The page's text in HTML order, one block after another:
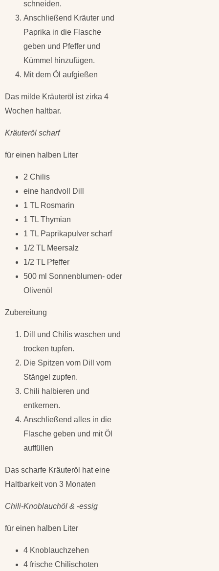
schneiden.
Anschließend Kräuter und
Paprika in die Flasche
geben und Pfeffer und
Kümmel hinzufügen.
Mit dem Öl aufgießen
Das milde Kräuteröl ist zirka 4
Wochen haltbar.
Kräuteröl scharf
für einen halben Liter
2 Chilis
eine handvoll Dill
1 TL Rosmarin
1 TL Thymian
1 TL Paprikapulver scharf
1/2 TL Meersalz
1/2 TL Pfeffer
500 ml Sonnenblumen- oder
Olivenöl
Zubereitung
Dill und Chilis waschen und
trocken tupfen.
Die Spitzen vom Dill vom
Stängel zupfen.
Chili halbieren und
entkernen.
Anschließend alles in die
Flasche geben und mit Öl
auffüllen
Das scharfe Kräuteröl hat eine
Haltbarkeit von 3 Monaten
Chili-Knoblauchöl & -essig
für einen halben Liter
4 Knoblauchzehen
4 frische Chilischoten